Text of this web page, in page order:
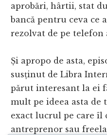
aprobări, hârtii, stat
bancă pentru ceva ce
rezolvat de pe telefon
Și apropo de asta,
susținut de Libra
părut interesant la ei
mult pe ideea asta de
exact lucrul pe care îl
antreprenor sau